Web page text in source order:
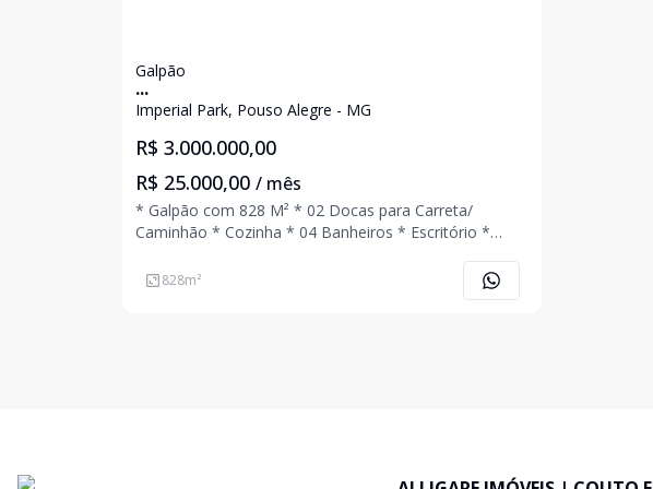
Galpão
...
Imperial Park, Pouso Alegre - MG
R$ 3.000.000,00
R$ 25.000,00 / mês
* Galpão com 828 M² * 02 Docas para Carreta/
Caminhão * Cozinha * 04 Banheiros * Escritório *
com 8,5M Ligue Agora Mesmo e Agende Uma Visita!!!
828m²